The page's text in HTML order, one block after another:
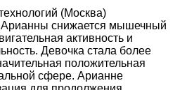
(Москва)
Арианны снижается мышечный
активность и
Девочка стала более
положительная
сфере. Арианне